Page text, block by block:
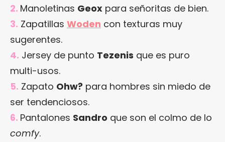
2. Manoletinas Geox para señoritas de bien.
3. Zapatillas Woden con texturas muy
sugerentes.
4. Jersey de punto Tezenis que es puro
multi-usos.
5. Zapato Ohw? para hombres sin miedo de
ser tendenciosos.
6. Pantalones Sandro que son el colmo de lo
comfy.